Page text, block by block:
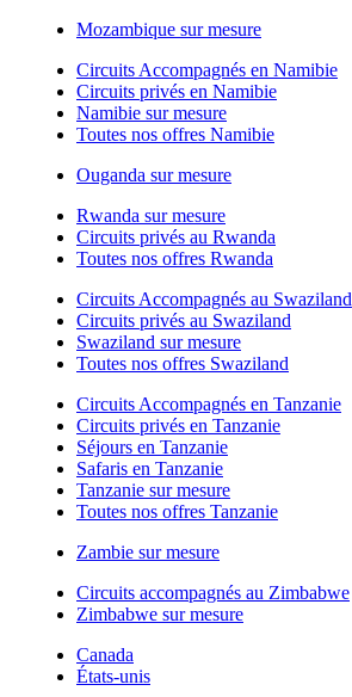
Mozambique sur mesure
Circuits Accompagnés en Namibie
Circuits privés en Namibie
Namibie sur mesure
Toutes nos offres Namibie
Ouganda sur mesure
Rwanda sur mesure
Circuits privés au Rwanda
Toutes nos offres Rwanda
Circuits Accompagnés au Swaziland
Circuits privés au Swaziland
Swaziland sur mesure
Toutes nos offres Swaziland
Circuits Accompagnés en Tanzanie
Circuits privés en Tanzanie
Séjours en Tanzanie
Safaris en Tanzanie
Tanzanie sur mesure
Toutes nos offres Tanzanie
Zambie sur mesure
Circuits accompagnés au Zimbabwe
Zimbabwe sur mesure
Canada
États-unis